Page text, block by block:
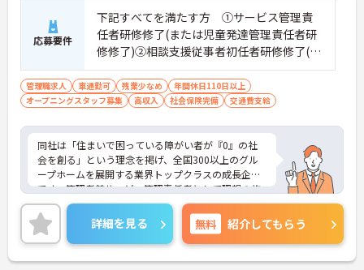
応募要件
下記すべてを満たす方 ①サービス管理責
任者研修修了(または児童発達管理責任者研
修修了)②相談支援従事者初任者研修修了(ま
たは相談支援従事者実務者研修修了)③普通
自動車運転免許(AT限定可)
管理職求人 車通勤可 残業少なめ
年間休日110日以上
オープニングスタッフ募集
高収入 社会保険完備 交通費支給
同社は「住まいで困っている障がい者が『0』の社
会を創る」という理念を掲げ、全国300以上のグル
ープホームを展開する業界トップクラスの成長企業
です。管理者兼サービス管理責任者として理想の施
設づくりを担うハイクラスポジションです。本求人
最大の強みは「兼任手当15万円」を含む月給47万円
以上の圧倒的な給与水準と、最新設備が完備された
クリーンな環境です。さらに、管理職の大きな負担
となる「請求・申請業務」を本社の専門部署が一括
詳細を見る 無料 紹介してもらう